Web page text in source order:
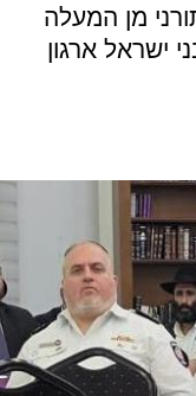
מן המעלה
ישראל ארגון